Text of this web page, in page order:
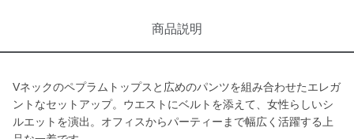
商品説明
Vネックのペプラムトップスと広めのパンツを組み合わせたエレガ
ントなセットアップ。ウエストにベルトを添えて、女性らしいシ
ルエットを演出。オフィスからパーティーまで幅広く活躍する上